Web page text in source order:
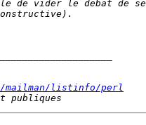
mailman/listinfo/perl